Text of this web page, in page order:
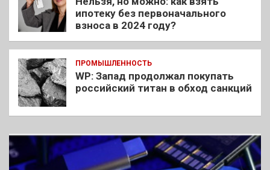
ипотеку без первоначального
взноса в 2024 году?
ПРОМЫШЛЕННОСТЬ
WP: Запад продолжал покупать
российский титан в обход санкций